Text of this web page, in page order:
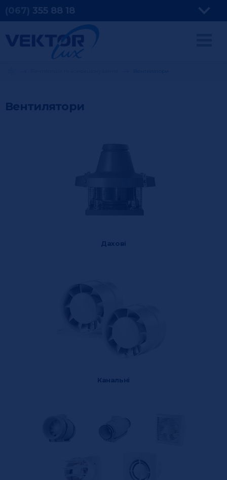
355 88 18
Вентилятори
Дахові
Канальні